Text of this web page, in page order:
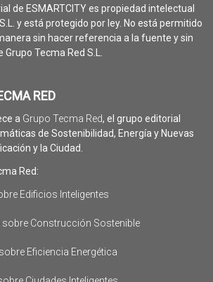
de ESMARTCITY es propiedad intelectual
y está protegido por ley. No está permitido
sin hacer referencia a la fuente y sin
Tecma Red S.L.
RED
a Grupo Tecma Red, el grupo editorial
de Sostenibilidad, Energía y Nuevas
y la Ciudad.
Red:
Edificios Inteligentes
sobre Construcción Sostenible
Eficiencia Energética